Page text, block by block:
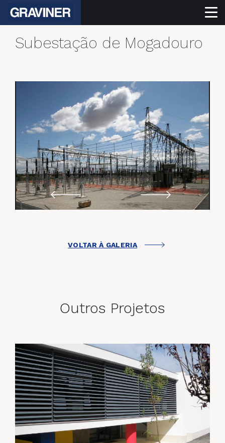
Subestação de Mogadouro
VOLTAR À GALERIA
Outros Projetos